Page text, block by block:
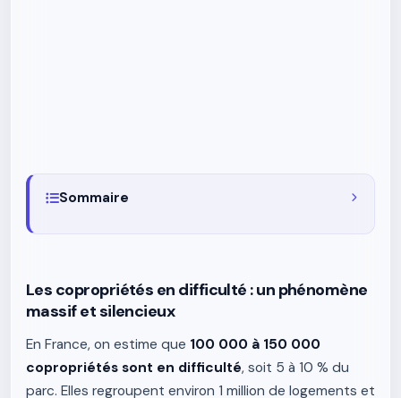
Sommaire
Les copropriétés en difficulté : un phénomène
massif et silencieux
En France, on estime que 100 000 à 150 000
copropriétés sont en difficulté, soit 5 à 10 % du
parc. Elles regroupent environ 1 million de logements et